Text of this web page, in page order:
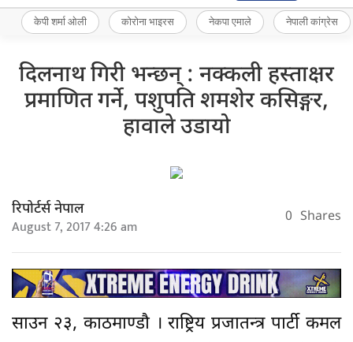
केपी शर्मा ओली कोरोना भाइरस नेकपा एमाले नेपाली कांग्रेस
दिलनाथ गिरी भन्छन् : नक्कली हस्ताक्षर
प्रमाणित गर्ने, पशुपति शमशेर कसिङ्गर,
हावाले उडायो
रिपोर्टर्स नेपाल
August 7, 2017 4:26 am 0 Shares
साउन २३, काठमाण्डौ । राष्ट्रिय प्रजातन्त्र पार्टी कमल